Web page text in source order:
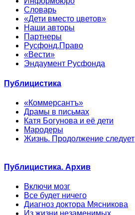
Словарь
«Дети вместо цветов»
Наши авторы
Партнеры
Русфонд.Право
«Вести»
Эндаумент Русфонда
Публицистика
«Коммерсантъ»
Драмы в письмах
Катя Богунова и её дети
Мародеры
Жизнь. Продолжение следует
Публицистика. Архив
Включи мозг
Все будет ничего
Диагноз доктора Мясникова